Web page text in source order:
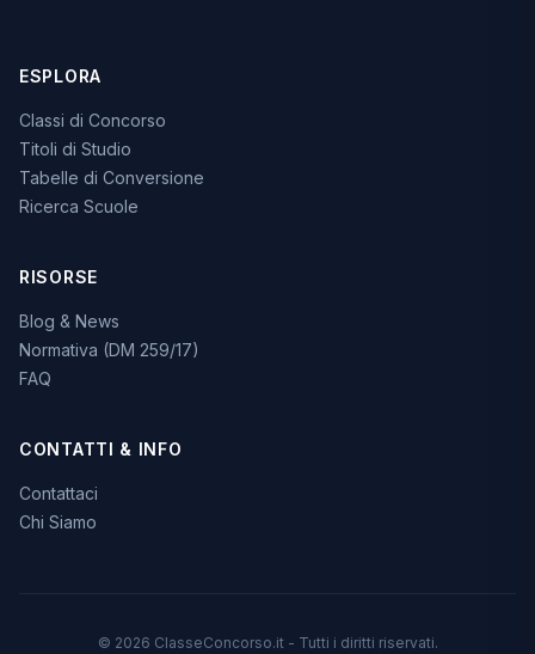
ESPLORA
Classi di Concorso
Titoli di Studio
Tabelle di Conversione
Ricerca Scuole
RISORSE
Blog & News
Normativa (DM 259/17)
FAQ
CONTATTI & INFO
Contattaci
Chi Siamo
© 2026 ClasseConcorso.it - Tutti i diritti riservati.